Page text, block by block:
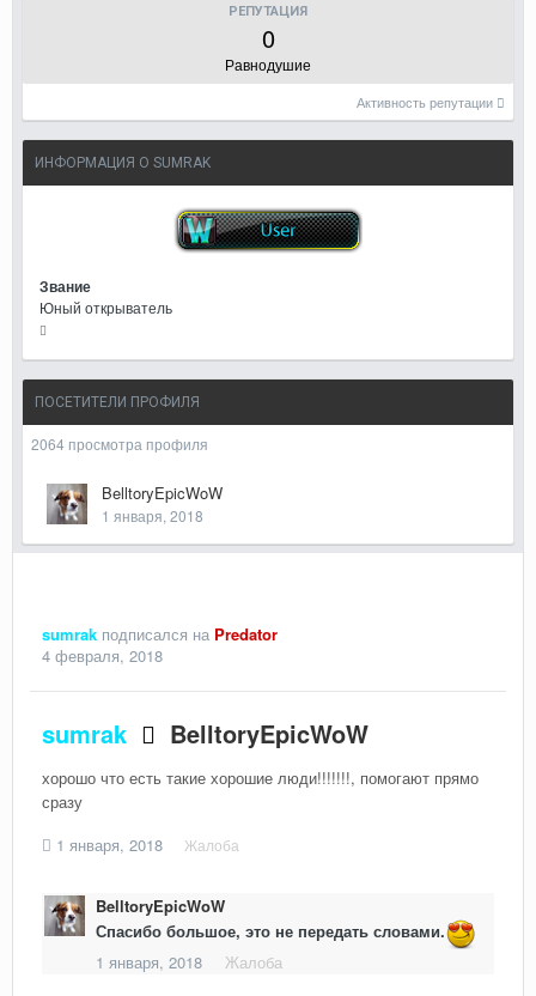
РЕПУТАЦИЯ
0
Равнодушие
Активность репутации
ИНФОРМАЦИЯ О SUMRAK
Звание
Юный открыватель
ПОСЕТИТЕЛИ ПРОФИЛЯ
2064 просмотра профиля
BelltoryEpicWoW
1 января, 2018
sumrak подписался на Predator
4 февраля, 2018
sumrak BelltoryEpicWoW
хорошо что есть такие хорошие люди!!!!!!!, помогают прямо
сразу
1 января, 2018
Жалоба
BelltoryEpicWoW
Спасибо большое, это не передать словами.
1 января, 2018
Жалоба